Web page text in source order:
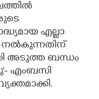
എല്ലാ
അടുത്ത ബന്ധം
എംബസി